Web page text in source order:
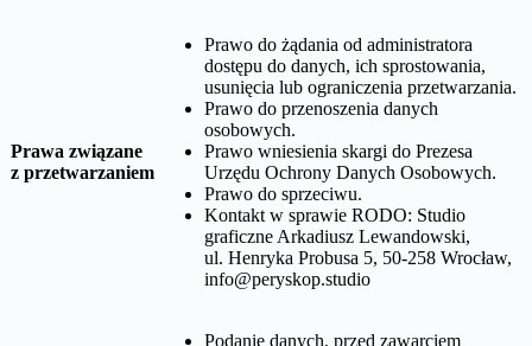
Prawa związane
z przetwarzaniem
Prawo do żądania od administratora
dostępu do danych, ich sprostowania,
usunięcia lub ograniczenia przetwarzania.
Prawo do przenoszenia danych
osobowych.
Prawo wniesienia skargi do Prezesa
Urzędu Ochrony Danych Osobowych.
Prawo do sprzeciwu.
Kontakt w sprawie RODO: Studio
graficzne Arkadiusz Lewandowski,
ul. Henryka Probusa 5, 50-258 Wrocław,
info@peryskop.studio
Podanie danych, przed zawarciem